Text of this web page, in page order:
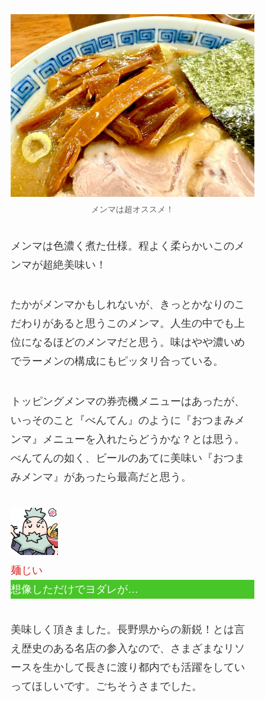
メンマは超オススメ！
メンマは色濃く煮た仕様。程よく柔らかいこのメ
ンマが超絶美味い！
たかがメンマかもしれないが、きっとかなりのこ
だわりがあると思うこのメンマ。人生の中でも上
位になるほどのメンマだと思う。味はやや濃いめ
でラーメンの構成にもピッタリ合っている。
トッピングメンマの券売機メニューはあったが、
いっそのこと『べんてん』のように『おつまみメ
ンマ』メニューを入れたらどうかな？とは思う。
べんてんの如く、ビールのあてに美味い『おつま
みメンマ』があったら最高だと思う。
麺じい
想像しただけでヨダレが…
美味しく頂きました。長野県からの新鋭！とは言
え歴史のある名店の参入なので、さまざまなリソ
ースを生かして長きに渡り都内でも活躍をしてい
ってほしいです。ごちそうさまでした。